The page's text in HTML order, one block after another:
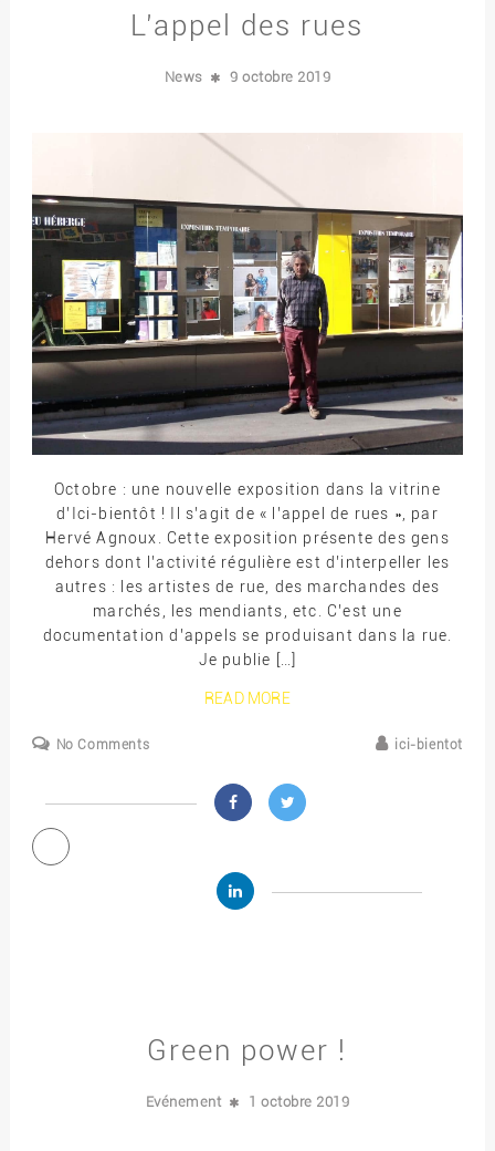
L’appel des rues
News 9 octobre 2019
Octobre : une nouvelle exposition dans la vitrine
d’Ici-bientôt ! Il s’agit de « l’appel de rues », par
Hervé Agnoux. Cette exposition présente des gens
dehors dont l’activité régulière est d’interpeller les
autres : les artistes de rue, des marchandes des
marchés, les mendiants, etc. C’est une
documentation d’appels se produisant dans la rue.
Je publie […]
READ MORE
No Comments ici-bientot
Green power !
Evénement 1 octobre 2019